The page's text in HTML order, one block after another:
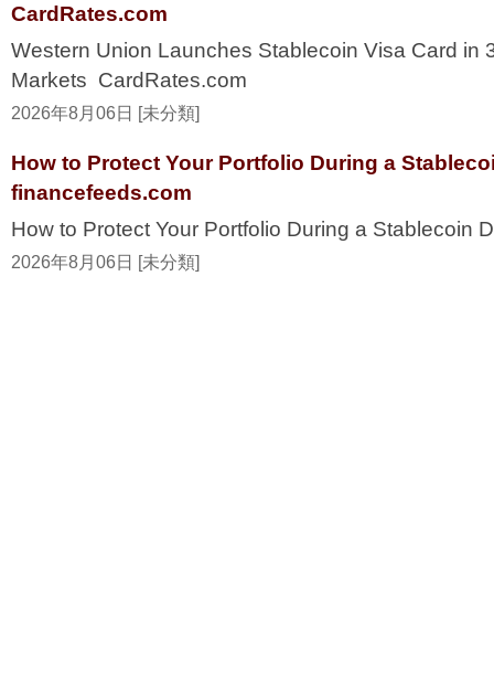
CardRates.com
Western Union Launches Stablecoin Visa Card in
Markets CardRates.com
2026年8月06日 [未分類]
How to Protect Your Portfolio During a
financefeeds.com
How to Protect Your Portfolio During a Stablecoin
2026年8月06日 [未分類]